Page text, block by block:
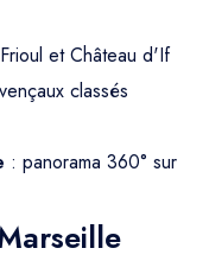
et Château d'If
classés
: panorama 360° sur